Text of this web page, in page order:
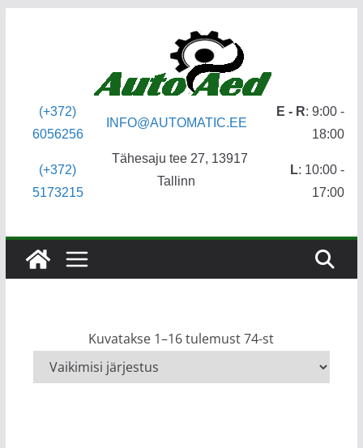
(+372)
6056256
(+372)
5173215
INFO@AUTOMATIC.EE
Tähesaju tee 27, 13917
Tallinn
E - R: 9:00 -
18:00
L: 10:00 -
17:00
Kuvatakse 1–16 tulemust 74-st